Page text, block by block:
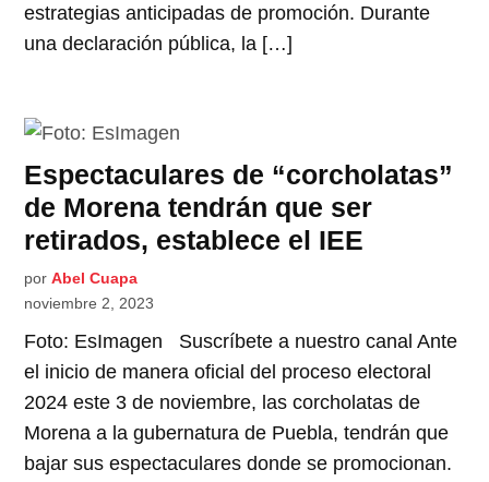
estrategias anticipadas de promoción. Durante
una declaración pública, la […]
Espectaculares de “corcholatas”
de Morena tendrán que ser
retirados, establece el IEE
por Abel Cuapa
noviembre 2, 2023
Foto: EsImagen Suscríbete a nuestro canal Ante
el inicio de manera oficial del proceso electoral
2024 este 3 de noviembre, las corcholatas de
Morena a la gubernatura de Puebla, tendrán que
bajar sus espectaculares donde se promocionan.